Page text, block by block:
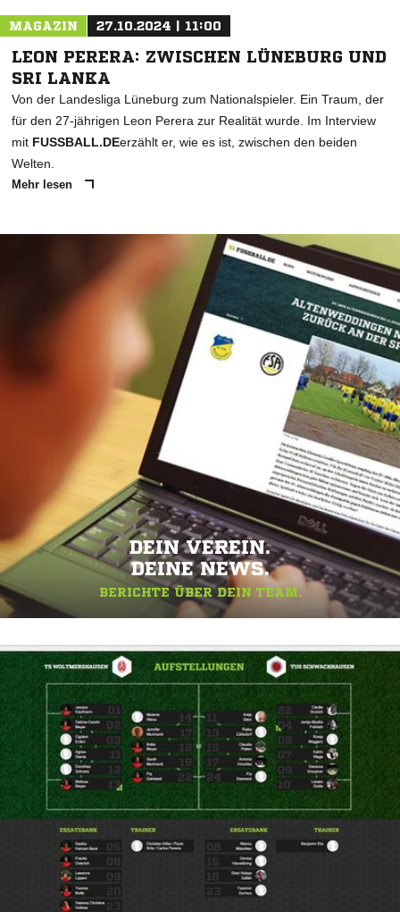
MAGAZIN 27.10.2024 | 11:00
LEON PERERA: ZWISCHEN LÜNEBURG UND
SRI LANKA
Von der Landesliga Lüneburg zum Nationalspieler. Ein Traum, der
für den 27-jährigen Leon Perera zur Realität wurde. Im Interview
mit FUSSBALL.DEerzählt er, wie es ist, zwischen den beiden
Welten.
Mehr lesen
DEIN VEREIN.
DEINE NEWS.
BERICHTE ÜBER DEIN TEAM.